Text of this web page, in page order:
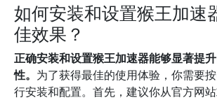
如何安装和设置猴王加速
佳效果？
正确安装和设置猴王加速器能够显著提
性。 为了获得最佳的使用体验，你需要
行安装和配置。首先，建议你从官方网